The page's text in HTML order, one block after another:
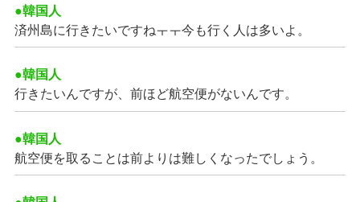
●韓国人
済州島に行きたいですねㅜㅜ今も行く人は多いよ。
●韓国人
行きたいんですが、前ほど航空便がないんです。
●韓国人
航空便を取ることは前よりは難しくなったでしょう。